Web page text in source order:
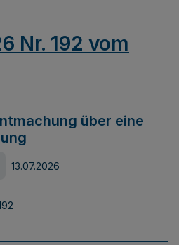
Nr. 192 vom
über eine
13.07.2026